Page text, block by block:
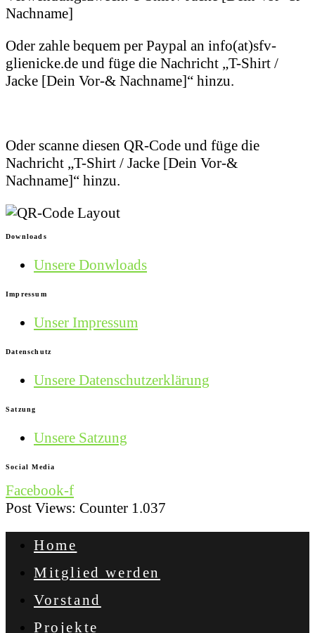
Nachname]
Oder zahle bequem per Paypal an info(at)sfv-
glienicke.de und füge die Nachricht „T-Shirt /
Jacke [Dein Vor-& Nachname]“ hinzu.
Oder scanne diesen QR-Code und füge die
Nachricht „T-Shirt / Jacke [Dein Vor-&
Nachname]“ hinzu.
Downloads
Unsere Donwloads
Impressum
Unser Impressum
Datenschutz
Unsere Datenschutzerklärung
Satzung
Unsere Satzung
Social Media
Facebook-f
Post Views: Counter 1.037
Home
Mitglied werden
Vorstand
Projekte